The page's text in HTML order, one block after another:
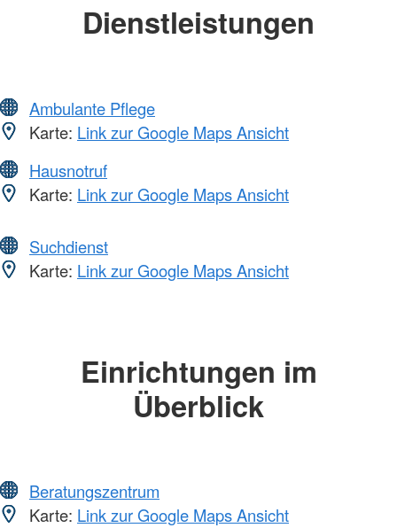
Dienstleistungen
Ambulante Pflege
Karte: Link zur Google Maps Ansicht
Hausnotruf
Karte: Link zur Google Maps Ansicht
Suchdienst
Karte: Link zur Google Maps Ansicht
Einrichtungen im
Überblick
Beratungszentrum
Karte: Link zur Google Maps Ansicht